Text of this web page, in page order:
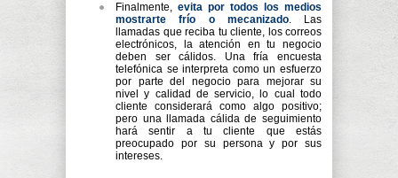
Finalmente, evita por todos los medios
mostrarte frío o mecanizado. Las
llamadas que reciba tu cliente, los correos
electrónicos, la atención en tu negocio
deben ser cálidos. Una fría encuesta
telefónica se interpreta como un esfuerzo
por parte del negocio para mejorar su
nivel y calidad de servicio, lo cual todo
cliente considerará como algo positivo;
pero una llamada cálida de seguimiento
hará sentir a tu cliente que estás
preocupado por su persona y por sus
intereses.